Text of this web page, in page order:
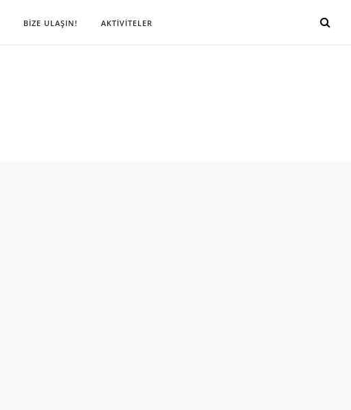
BIZE ULAŞIN! AKTİVİTELER